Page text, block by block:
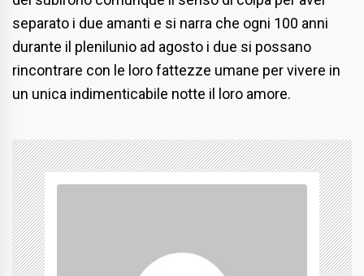
separato i due amanti e si narra che ogni 100 anni
durante il plenilunio ad agosto i due si possano
rincontrare con le loro fattezze umane per vivere in
un unica indimenticabile notte il loro amore.